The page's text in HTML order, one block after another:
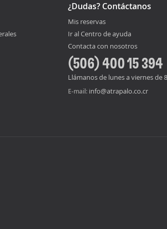
¿Dudas? Contáctanos
Mis reservas
Ir al Centro de ayuda
Contacta con nosotros
(506) 400 15 394
Llámanos de lunes a viernes de
E-mail: info@atrapalo.co.cr